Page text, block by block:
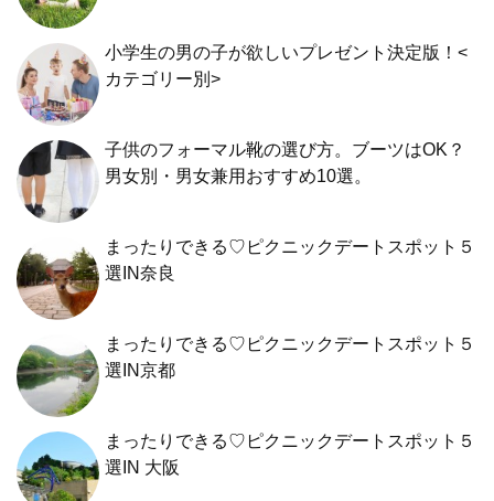
小学生の男の子が欲しいプレゼント決定版！<
カテゴリー別>
子供のフォーマル靴の選び方。ブーツはOK？
男女別・男女兼用おすすめ10選。
まったりできる♡ピクニックデートスポット５
選IN奈良
まったりできる♡ピクニックデートスポット５
選IN京都
まったりできる♡ピクニックデートスポット５
選IN 大阪